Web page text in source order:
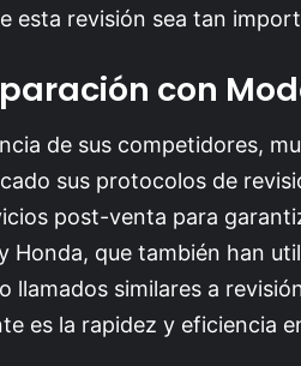
esta revisión sea tan
con
de sus competidores,
sus protocolos de
post-venta para
Honda, que también han
llamados similares a
es la rapidez y eficiencia